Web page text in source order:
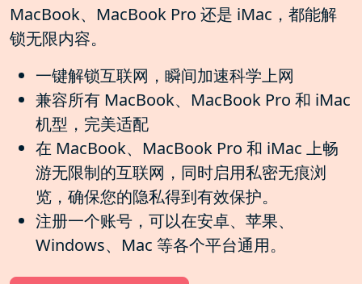
MacBook、MacBook Pro 还是 iMac，都能解
锁无限内容。
一键解锁互联网，瞬间加速科学上网
兼容所有 MacBook、MacBook Pro 和 iMac
机型，完美适配
在 MacBook、MacBook Pro 和 iMac 上畅
游无限制的互联网，同时启用私密无痕浏
览，确保您的隐私得到有效保护。
注册一个账号，可以在安卓、苹果、
Windows、Mac 等各个平台通用。